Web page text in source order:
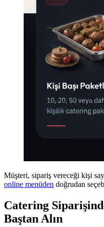
Müşteri, sipariş vereceği kişi
online menüden doğrudan
Catering
Baştan Alın